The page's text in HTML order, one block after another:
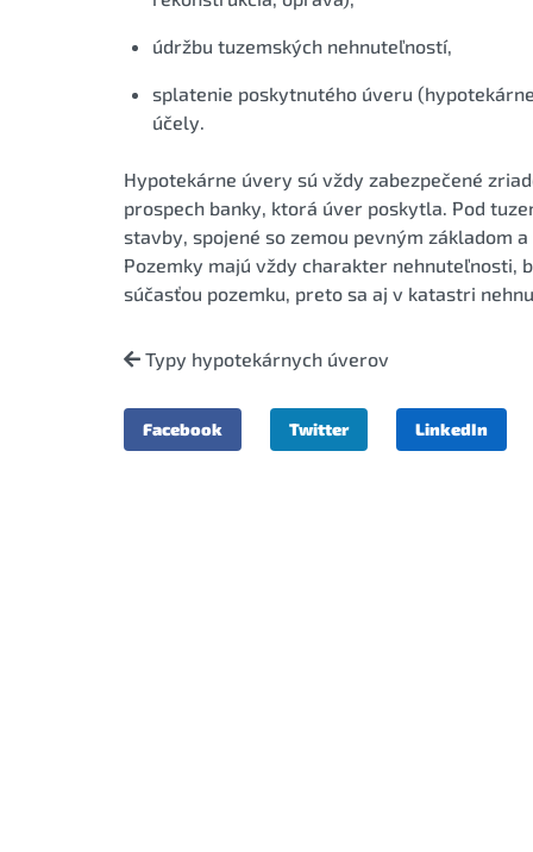
údržbu tuzemských nehnuteľností,
splatenie poskytnutého úveru
účely.
Hypotekárne úvery sú vždy zabezpečené
prospech banky, ktorá úver poskytla. Pod
stavby, spojené so zemou pevným základom
Pozemky majú vždy charakter nehnuteľnosti,
súčasťou pozemku, preto sa aj v katastri
Typy hypotekárnych úverov
Facebook Twitter LinkedIn